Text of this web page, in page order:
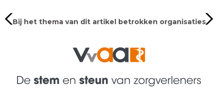
Bij het thema van dit artikel betrokken organisaties